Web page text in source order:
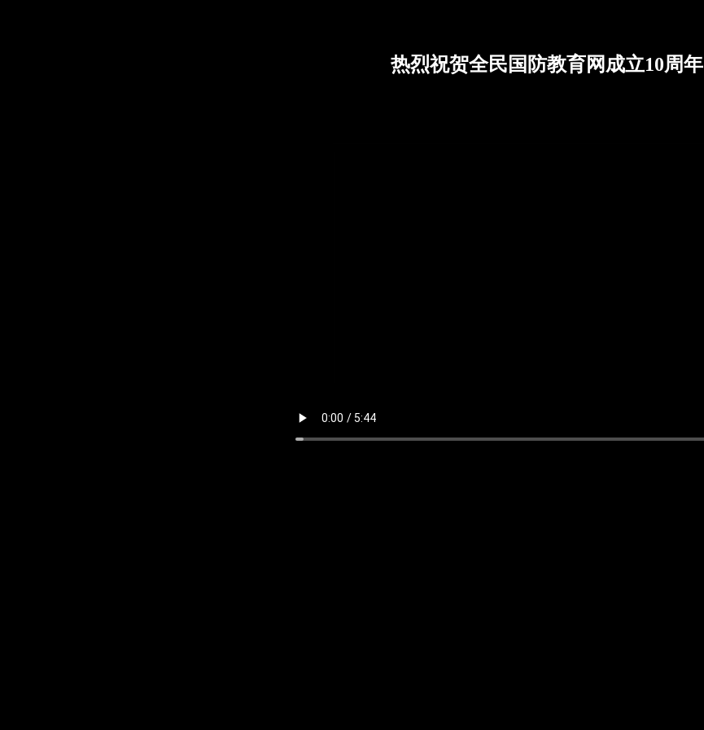
热烈祝贺全民国防教育网成立10周年